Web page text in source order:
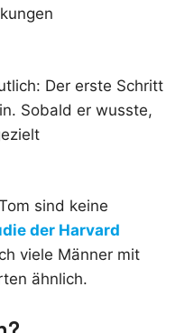
Der erste Schritt
Sobald er wusste,
sind keine
der Harvard
viele Männer mit
ähnlich.